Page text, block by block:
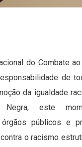
do Combate
de
da igualdade
Negra, este
públicos e
o racismo